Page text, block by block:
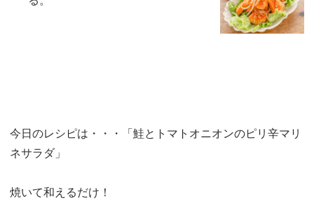
今日のレシピは・・・「鮭とトマトオニオンのピリ辛マリ
ネサラダ」
焼いて和えるだけ！